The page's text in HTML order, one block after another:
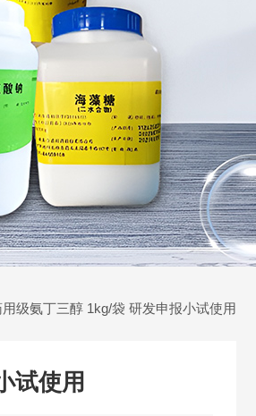
级氨丁三醇 1kg/袋 研发申报小试使用
试使用